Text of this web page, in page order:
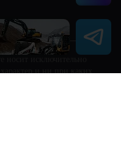
и ни при каких